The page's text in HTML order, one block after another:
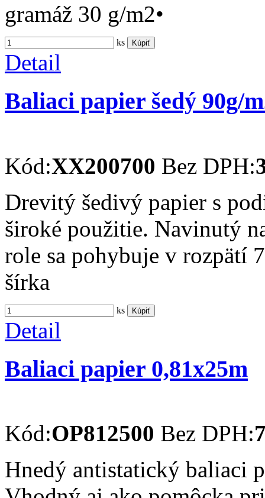
gramáž 30 g/m2•
ks Kúpiť
Detail
Baliaci papier šedý 90g/
Kód:XX200700 Bez DPH:
Drevitý šedivý papier s
široké použitie. Navinutý
role sa pohybuje v rozpätí
šírka
ks Kúpiť
Detail
Baliaci papier 0,81x25m
Kód:OP812500 Bez DPH:
Hnedý antistatický baliaci